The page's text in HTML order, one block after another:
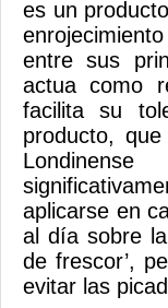
es un
entre sus
actua como
facilita su
producto,
aplicarse en
al día sobre
de frescor’,
evitar las